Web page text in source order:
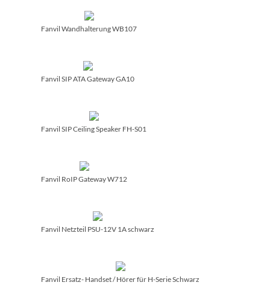
Fanvil Wandhalterung WB107
Fanvil SIP ATA Gateway GA10
Fanvil SIP Ceiling Speaker FH-S01
Fanvil RoIP Gateway W712
Fanvil Netzteil PSU-12V 1A schwarz
Fanvil Ersatz- Handset /­ Hörer für H-Serie Schwarz